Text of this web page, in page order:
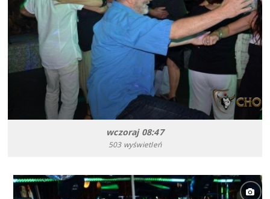
wczoraj 08:47
503 wyświetleń